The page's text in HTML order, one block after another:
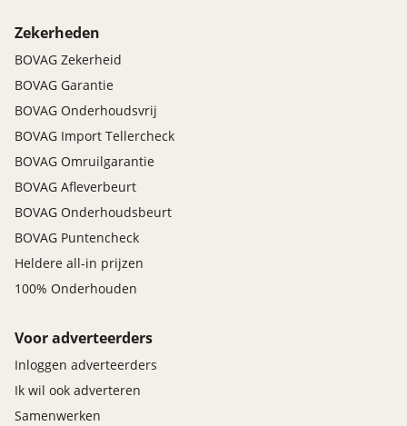
Zekerheden
BOVAG Zekerheid
BOVAG Garantie
BOVAG Onderhoudsvrij
BOVAG Import Tellercheck
BOVAG Omruilgarantie
BOVAG Afleverbeurt
BOVAG Onderhoudsbeurt
BOVAG Puntencheck
Heldere all-in prijzen
100% Onderhouden
Voor adverteerders
Inloggen adverteerders
Ik wil ook adverteren
Samenwerken